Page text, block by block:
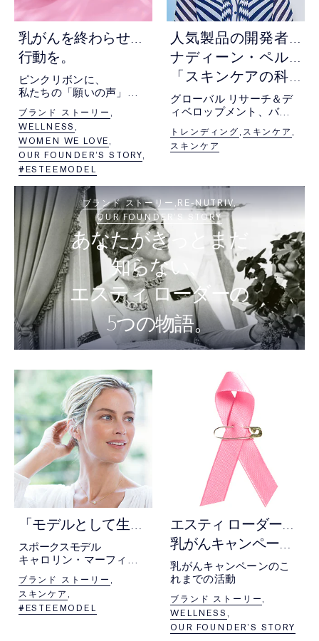
乳がんを終わらせるための
行動を。
ピンクリボンに、
私たちの「願いの声」を
ブランド ストーリー
WELLNESS
WOMEN WE LOVE
OUR FOUNDER’S STORY
#ESTEEMODEL
ナディーン・ペルノデ博士の
「スキンケアの科学」。
グローバル リサーチ＆デ
ィベロップメント、バイ
シニア バイス
プレジデントの彼女が語
トレンディング スキンケア
スキンケア
あなたがきっとまだ
知らない、
エスティ ローダーの
5つの物語。
ブランド ストーリー RE-NUTRIV
OUR FOUNDER’S STORY
スポークスモデル
キャロリン・マーフィー
大好きなサーフィン、年
齢を重ねること、
モデル業...
ブランド ストーリー
スキンケア
#ESTEEMODEL
エスティ ローダーが取り組む
乳がんキャンペーンの歴史。
乳がんキャンペーンのこ
れまでの活動
ブランド ストーリー
WELLNESS
OUR FOUNDER’S STORY